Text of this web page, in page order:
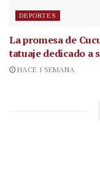
DEPORTES
La promesa de
tatuaje dedicado a
HACE 1 SEMANA